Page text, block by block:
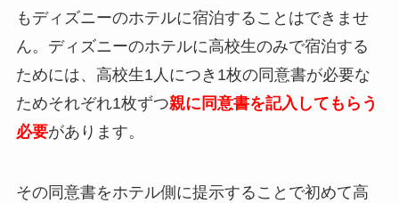
もディズニーのホテルに宿泊することはできませ
ん。ディズニーのホテルに高校生のみで宿泊する
ためには、高校生1人につき1枚の同意書が必要な
ためそれぞれ1枚ずつ親に同意書を記入してもらう
必要があります。
その同意書をホテル側に提示することで初めて高